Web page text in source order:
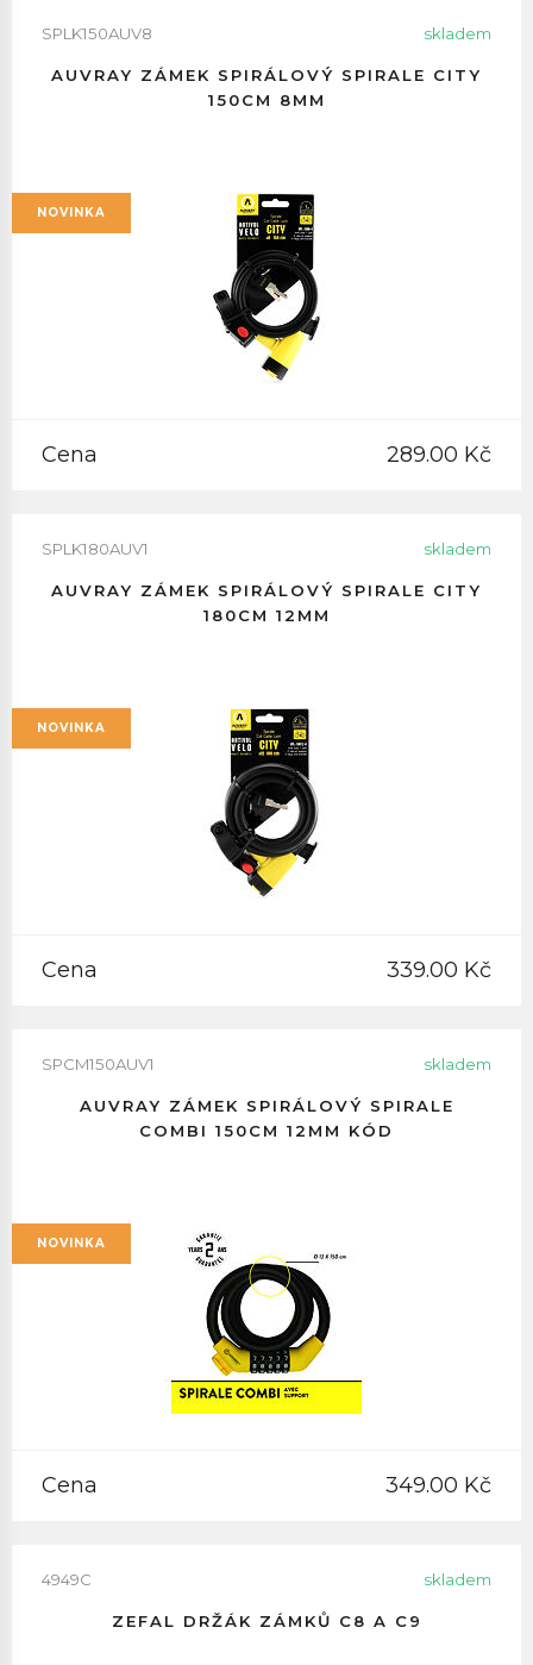
SPLK150AUV8 skladem
AUVRAY ZÁMEK SPIRÁLOVÝ SPIRALE CITY
150CM 8MM
NOVINKA
Cena 289.00 Kč
SPLK180AUV1 skladem
AUVRAY ZÁMEK SPIRÁLOVÝ SPIRALE CITY
180CM 12MM
NOVINKA
Cena 339.00 Kč
SPCM150AUV1 skladem
AUVRAY ZÁMEK SPIRÁLOVÝ SPIRALE
COMBI 150CM 12MM KÓD
NOVINKA
Cena 349.00 Kč
4949C skladem
ZEFAL DRŽÁK ZÁMKŮ C8 A C9